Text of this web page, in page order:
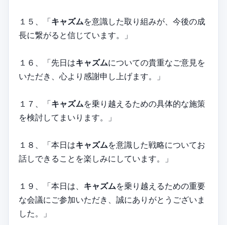
１５、「キャズムを意識した取り組みが、今後の成
長に繋がると信じています。」
１６、「先日はキャズムについての貴重なご意見を
いただき、心より感謝申し上げます。」
１７、「キャズムを乗り越えるための具体的な施策
を検討してまいります。」
１８、「本日はキャズムを意識した戦略についてお
話しできることを楽しみにしています。」
１９、「本日は、 キャズムを乗り越えるための重要
な会議にご参加いただき、誠にありがとうございま
した。」